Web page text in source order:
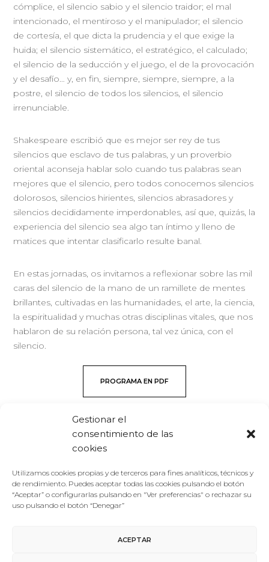
Gestionar el
consentimiento de las
cookies
Utilizamos cookies propias y de terceros para fines analíticos, técnicos y
de rendimiento. Puedes aceptar todas las cookies pulsando el botón
“Aceptar” o configurarlas pulsando en "Ver preferencias" o rechazar su
uso pulsando el botón “Denegar”
ACEPTAR
cómplice, el silencio sabio y el silencio traidor; el mal
intencionado, el mentiroso y el manipulador; el silencio
de cortesía, el que dicta la prudencia y el que exige la
huida; el silencio sistemático, el estratégico, el calculado;
el silencio de la seducción y el juego, el de la provocación
y el desafío… y, en fin, siempre, siempre, siempre, a la
postre, el silencio de todos los silencios, el silencio
irrenunciable.
Shakespeare escribió que es mejor ser rey de tus
silencios que esclavo de tus palabras, y un proverbio
oriental aconseja hablar solo cuando tus palabras sean
mejores que el silencio, pero todos conocemos silencios
dolorosos, silencios hirientes, silencios abrasadores y
silencios decididamente imperdonables, así que, quizás, la
experiencia del silencio sea algo tan íntimo y lleno de
matices que intentar clasificarlo resulte banal.
En estas jornadas, os invitamos a reflexionar sobre las mil
caras del silencio de la mano de un ramillete de mentes
brillantes, cultivadas en las humanidades, el arte, la ciencia,
la espiritualidad y muchas otras disciplinas vitales, que nos
hablaron de su relación persona, tal vez única, con el
silencio.
PROGRAMA EN PDF
NOTICIAS